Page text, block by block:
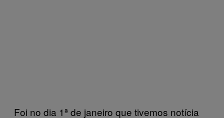
Foi no dia 1ª de janeiro que tivemos notícia